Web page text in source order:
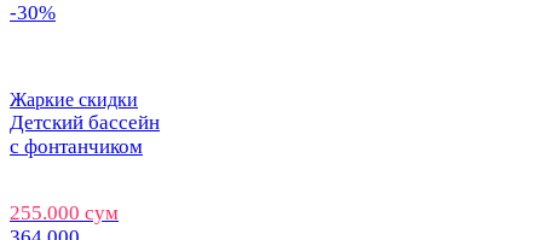
-30%
Жаркие скидки
Детский бассейн
с фонтанчиком
255.000 сум